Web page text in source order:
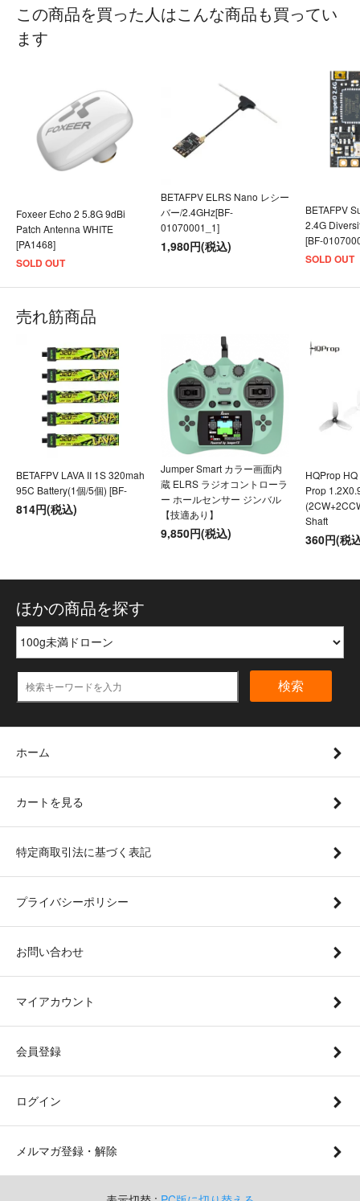
この商品を買った人はこんな商品も買ってい
ます
Foxeer Echo 2 5.8G 9dBi
Patch Antenna WHITE
[PA1468]
SOLD OUT
BETAFPV ELRS Nano レシー
バー/2.4GHz[BF-
01070001_1]
1,980円(税込)
BETAFPV
2.4G
[BF-
SOLD OUT
売れ筋商品
BETAFPV LAVA II 1S 320mah
95C Battery(1個/5個) [BF-
814円(税込)
Jumper Smart カラー画面内
蔵 ELRS ラジオコントローラ
ー ホールセンサー ジンバル
【技適あり】
9,850円(税込)
HQProp
Prop
Shaft
360円(税
ほかの商品を探す
検索
ホーム
カートを見る
特定商取引法に基づく表記
プライバシーポリシー
お問い合わせ
マイアカウント
会員登録
ログイン
メルマガ登録・解除